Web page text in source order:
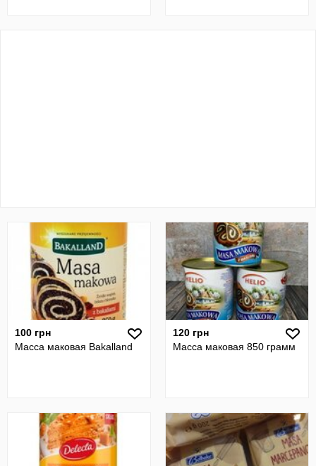
100 грн
Масса маковая Bakalland
120 грн
Масса маковая 850 грамм